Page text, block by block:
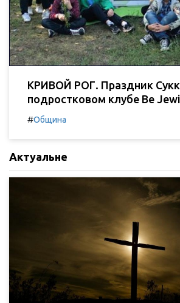
КРИВОЙ РОГ. Праздник
подростковом клубе Be
#Община
Актуальне